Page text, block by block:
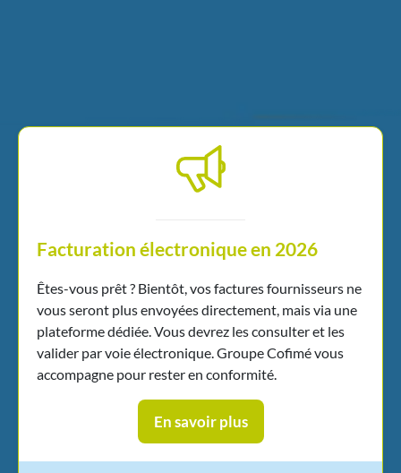
Facturation électronique en 2026
Êtes-vous prêt ? Bientôt, vos factures fournisseurs ne
vous seront plus envoyées directement, mais via une
plateforme dédiée. Vous devrez les consulter et les
valider par voie électronique. Groupe Cofimé vous
accompagne pour rester en conformité.
En savoir plus